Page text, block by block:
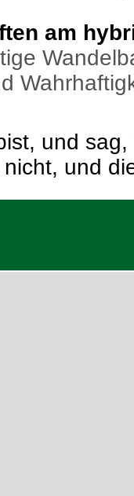
am
und
und